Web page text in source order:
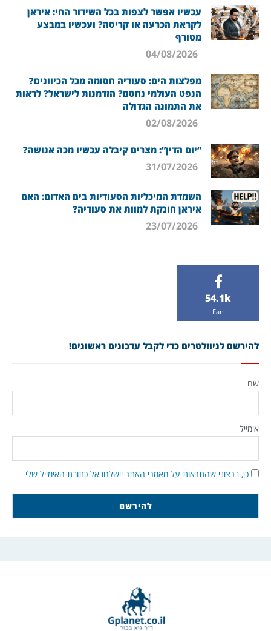
עכשיו אפשר לצפות בכל השידור החי: איראן
לקראת הכרעה או קריסה? ועכשיו במבצע
מטורף
מפלצות הים: סעודיה חסומה מכל הכיוונים?
הנפט העולמי נחסם? הזדמנות לישראל? לראות
את התמונה הגדולה
“יום הדין”: מצרים קיבלה עכשיו מכה אנושה?
השמדת המיכליות הסעודיות בים האדום: האם
איראן חונקת למוות את סעודיה?
54.1k
Fan
להירשם לניוזלטרים כדי לקבל עדכונים ראשונים!
שם
אימייל
כן, ברצוני שהתראות על מאמרי האתר יישלחו אל כתובת האימייל שלי